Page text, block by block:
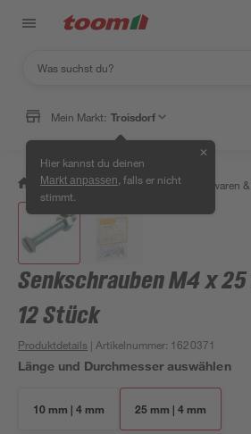
Mein Markt: Troisdorf
Hier kannst du deinen
Markt anpassen , falls er nicht
stimmt.
✕
/ Werkstatt & Maschinen / Eisenwaren
Senkschrauben M4 x
12 Stück
Produktdetails | Artikelnummer: 1620371
Länge und Durchmesser auswählen
10 mm | 4 mm 25 mm | 4 mm